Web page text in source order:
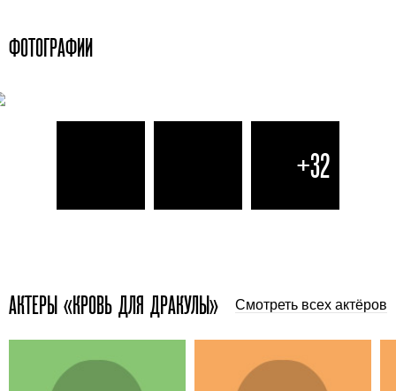
ФОТОГРАФИИ
+32
АКТЕРЫ «КРОВЬ ДЛЯ ДРАКУЛЫ» Смотреть всех актёров